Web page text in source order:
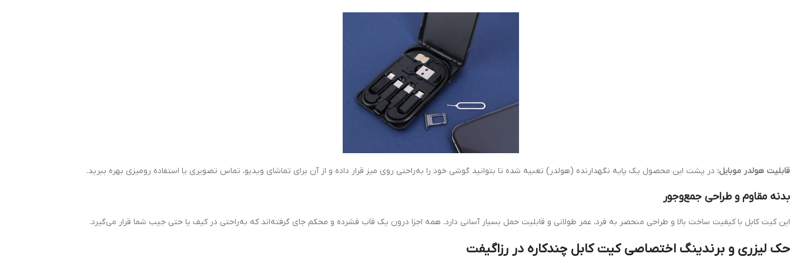
قابلیت هولدر موبایل: در پشت این محصول یک پایه نگهدارنده (هولدر) تعبیه شده تا بتوانید گوشی خود را به‌راحتی روی میز قرار داده و از آن برای تماشای ویدیو، تماس تصویری یا استفاده رومیزی بهره ببرید.
بدنه مقاوم و طراحی جمع‌وجور
این کیت کابل با کیفیت ساخت بالا و طراحی منحصر به فرد، عمر طولانی و قابلیت حمل بسیار آسانی دارد. همه اجزا درون یک قاب فشرده و محکم جای گرفته‌اند که به‌راحتی در کیف یا حتی جیب شما قرار می‌گیرد.
حک لیزری و برندینگ اختصاصی کیت کابل چندکاره در رزاگیفت